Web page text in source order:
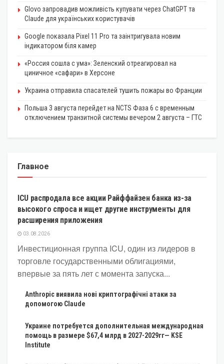
Glovo запровадив можливість купувати через ChatGPT та
Claude для українських користувачів
Google показала Pixel 11 Pro та заінтригувала новим
індикатором біля камер
«Россия сошла с ума»: Зеленский отреагировал на
циничное «сафари» в Херсоне
Украина отправила спасателей тушить пожары во Франции
Польша 3 августа перейдет на NCTS Фаза 6 с временным
отключением транзитной системы вечером 2 августа – ГТС
Главное
ЭКОНОМИКА
ICU распродала все акции Райффайзен банка из-за
высокого спроса и ищет другие инструменты для
расширения приложения
03.08.2026
Инвестиционная группа ICU, один из лидеров в
торговле государственными облигациями,
впервые за пять лет с момента запуска...
Anthropic виявила нові криптографічні атаки за
допомогою Claude
Украине потребуется дополнительная международная
помощь в размере $67,4 млрд в 2027-2029гг— KSE
Institute